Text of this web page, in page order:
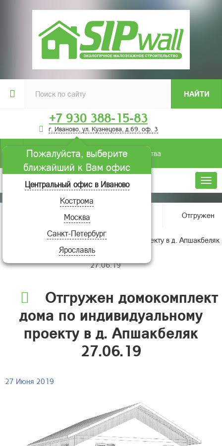
НАЙТИ
+7 930 388-15-83
г. Иваново, ул. Кузнецова, д.69, оф. 3
Пожалуйста, выберите
ближайший к Вам офис
Центральный офис в Иваново
Кострома
Москва
Санкт-Петербург
Ярославль
Условия строительства
Меню
О компании Отгружен
домокомплект дома по индивидуальному проекту в д. Апшакбеляк
27.06.19
Отгружен домокомплект
дома по индивидуальному
проекту в д. Апшакбеляк
27.06.19
27 Июня 2019